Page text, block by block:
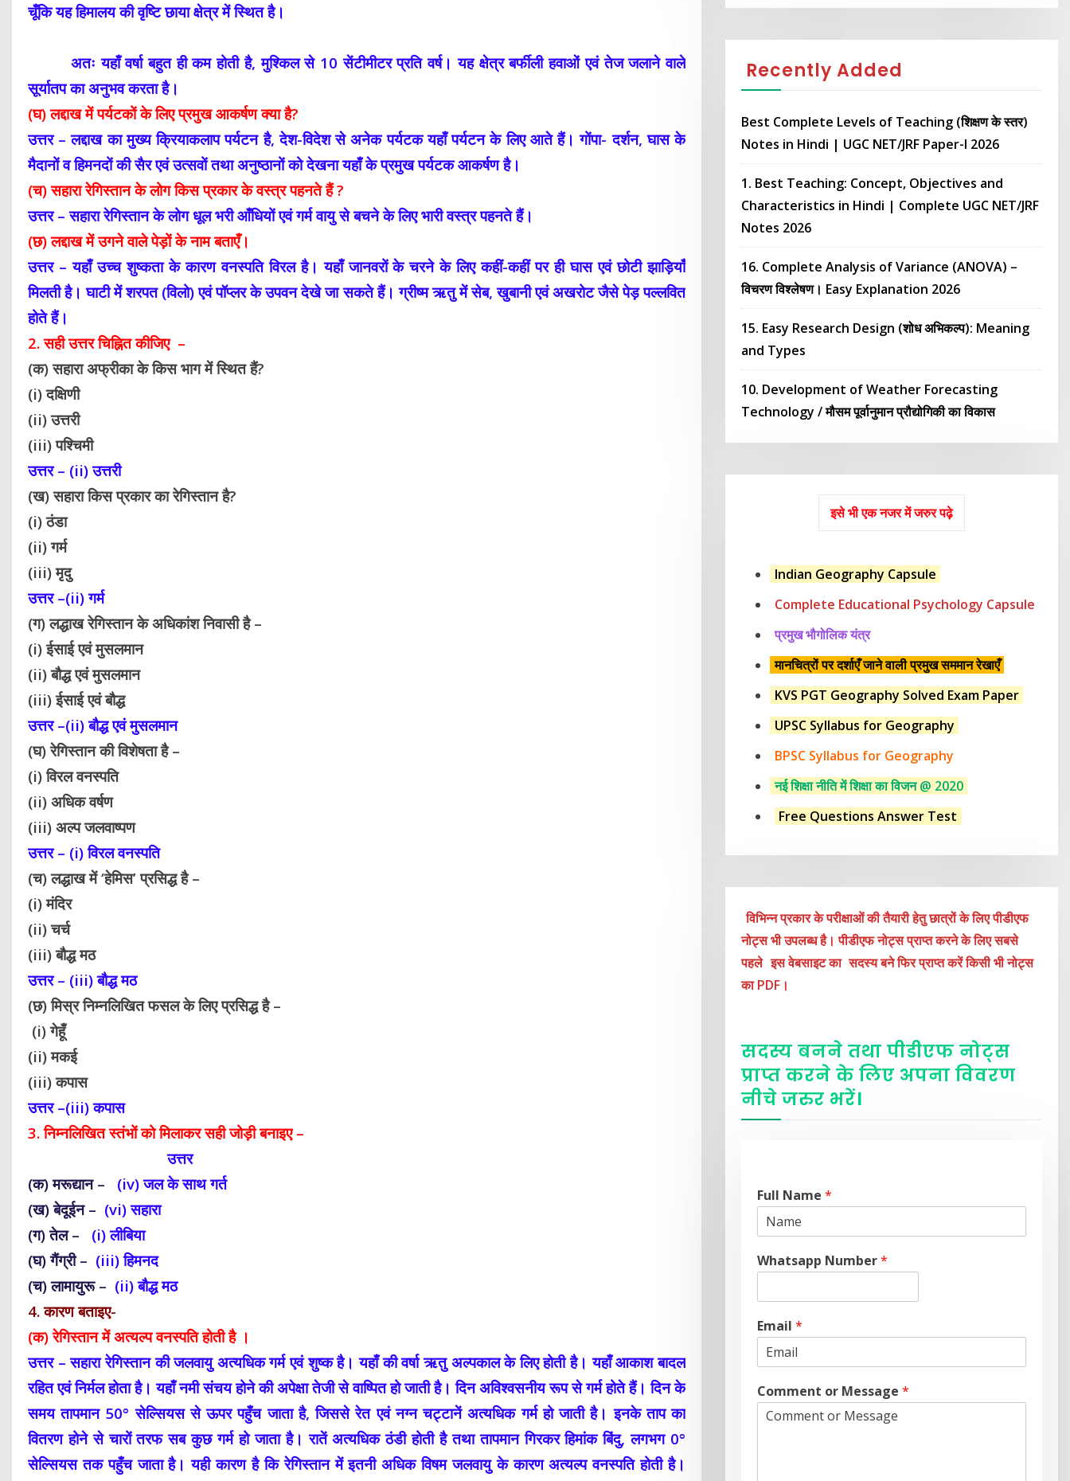
चूँकि यह हिमालय की वृष्टि छाया क्षेत्र में स्थित है।
अतः यहाँ वर्षा बहुत ही कम होती है, मुश्किल से 10 सेंटीमीटर प्रति वर्ष। यह क्षेत्र बर्फीली हवाओं एवं तेज जलाने वाले
सूर्यातप का अनुभव करता है।
(घ) लद्दाख में पर्यटकों के लिए प्रमुख आकर्षण क्या है?
उत्तर – लद्दाख का मुख्य क्रियाकलाप पर्यटन है, देश-विदेश से अनेक पर्यटक यहाँ पर्यटन के लिए आते हैं। गोंपा- दर्शन, घास के
मैदानों व हिमनदों की सैर एवं उत्सवों तथा अनुष्ठानों को देखना यहाँ के प्रमुख पर्यटक आकर्षण है।
(च)सहारा रेगिस्तान के लोग किस प्रकार के वस्त्र पहनते हैं ?
उत्तर –सहारा रेगिस्तान के लोग धूल भरी आँधियों एवं गर्म वायु से बचने के लिए भारी वस्त्र पहनते हैं।
(छ) लद्दाख में उगने वाले पेड़ों के नाम बताएँ।
उत्तर – यहाँ उच्च शुष्कता के कारण वनस्पति विरल है। यहाँ जानवरों के चरने के लिए कहीं-कहीं पर ही घास एवं छोटी झाड़ियाँ
मिलती है। घाटी में शरपत (विलो) एवं पॉप्लर के उपवन देखे जा सकते हैं। ग्रीष्म ऋतु में सेब, खुबानी एवं अखरोट जैसे पेड़ पल्लवित
होते हैं।
2. सही उत्तर चिह्नित कीजिए –
(क) सहारा अफ्रीका के किस भाग में स्थित हैं?
(i) दक्षिणी
(ii) उत्तरी
(iii) पश्चिमी
उत्तर – (ii) उत्तरी
(ख) सहारा किस प्रकार का रेगिस्तान है?
(i) ठंडा
(ii) गर्म
(iii) मृदु
उत्तर –(ii) गर्म
(ग) लद्धाख रेगिस्तान के अधिकांश निवासी है –
(i) ईसाई एवं मुसलमान
(ii) बौद्ध एवं मुसलमान
(iii) ईसाई एवं बौद्ध
उत्तर –(ii) बौद्ध एवं मुसलमान
(घ) रेगिस्तान की विशेषता है –
(i) विरल वनस्पति
(ii) अधिक वर्षण
(iii) अल्प जलवाष्पण
उत्तर – (i) विरल वनस्पति
(च) लद्धाख में ‘हेमिस’ प्रसिद्ध है –
(i) मंदिर
(ii) चर्च
(iii) बौद्ध मठ
उत्तर – (iii) बौद्ध मठ
(छ) मिस्र निम्नलिखित फसल के लिए प्रसिद्ध है –
(i) गेहूँ
(ii) मकई
(iii) कपास
उत्तर –(iii) कपास
3. निम्नलिखित स्तंभों को मिलाकर सही जोड़ी बनाइए –
उत्तर
(क)मरूद्यान– (iv) जल के साथ गर्त
(ख) बेदूईन – (vi) सहारा
(ग) तेल – (i) लीबिया
(घ) गैंग्री – (iii) हिमनद
(च) लामायुरू – (ii) बौद्ध मठ
4. कारण बताइए-
(क) रेगिस्तान में अत्यल्प वनस्पति होती है ।
उत्तर – सहारा रेगिस्तान की जलवायु अत्यधिक गर्म एवं शुष्क है। यहाँ की वर्षा ऋतु अल्पकाल के लिए होती है। यहाँ आकाश बादल
रहित एवं निर्मल होता है। यहाँ नमी संचय होने की अपेक्षा तेजी से वाष्पित हो जाती है। दिन अविश्वसनीय रूप से गर्म होते हैं। दिन के
समय तापमान 50° सेल्सियस से ऊपर पहुँच जाता है, जिससे रेत एवं नग्न चट्टानें अत्यधिक गर्म हो जाती है। इनके ताप का
वितरण होने से चारों तरफ सब कुछ गर्म हो जाता है। रातें अत्यधिक ठंडी होती है तथा तापमान गिरकर हिमांक बिंदु, लगभग 0°
सेल्सियस तक पहुँच जाता है। यही कारण है कि रेगिस्तान में इतनी अधिक विषम जलवायु के कारण अत्यल्प वनस्पति होती है।
Recently Added
Best Complete Levels of Teaching (शिक्षण के स्तर)
Notes in Hindi | UGC NET/JRF Paper-I 2026
1. Best Teaching: Concept, Objectives and
Characteristics in Hindi | Complete UGC NET/JRF
Notes 2026
16. Complete Analysis of Variance (ANOVA) –
विचरण विश्लेषण। Easy Explanation 2026
15. Easy Research Design (शोध अभिकल्प): Meaning
and Types
10. Development of Weather Forecasting
Technology / मौसम पूर्वानुमान प्रौद्योगिकी का विकास
इसे भी एक नजर में जरुर पढ़े
Indian Geography Capsule
Complete Educational Psychology Capsule
प्रमुख भौगोलिक यंत्र
मानचित्रों पर दर्शाएँ जाने वाली प्रमुख सममान रेखाएँ
KVS PGT Geography Solved Exam Paper
UPSC Syllabus for Geography
BPSC Syllabus for Geography
नई शिक्षा नीति में शिक्षा का विजन @ 2020
Free Questions Answer Test
विभिन्न प्रकार के परीक्षाओं की तैयारी हेतु छात्रों के लिए पीडीएफ
नोट्स भी उपलब्ध है। पीडीएफ नोट्स प्राप्त करने के लिए सबसे
पहले इस वेबसाइट का सदस्य बने फिर प्राप्त करें किसी भी नोट्स
का PDF।
सदस्य बनने तथा पीडीएफ नोट्स
प्राप्त करने के लिए अपना विवरण
नीचे जरुर भरें।
Full Name *
Whatsapp Number*
Email *
Comment or Message *